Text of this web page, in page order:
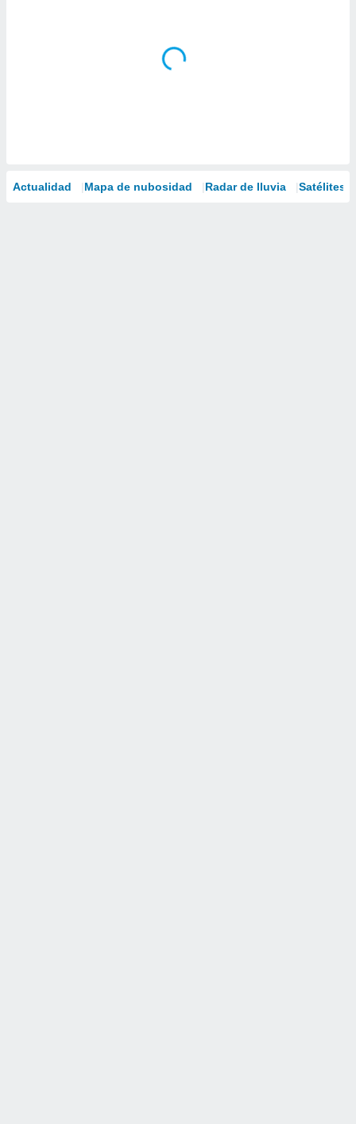
Actualidad Mapa de nubosidad Radar de lluvia Satélites